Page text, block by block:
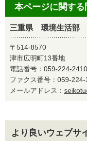
本ページに関す
三重県 環境生活部
〒514-8570
津市広明町13番地
電話番号： 059-224-2410
ファクス番号：059-
メールアドレス：
より良いウェブサ